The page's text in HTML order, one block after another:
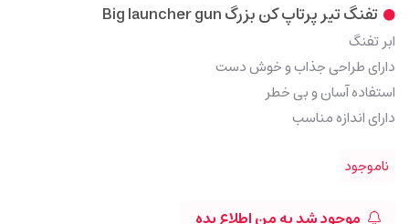
تفنگ تیر پرتاپ کن بزرگ Big launcher gun
ابر تفنگ
دارای طراحی جذاب و خوش دست
استفاده آسان و بی خطر
دارای اندازه مناسب
ناموجود
موجود شد به من اطلاع بده